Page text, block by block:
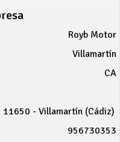
Royb Motor
Villamartín
CA
- Villamartín (Cádiz)
956730353